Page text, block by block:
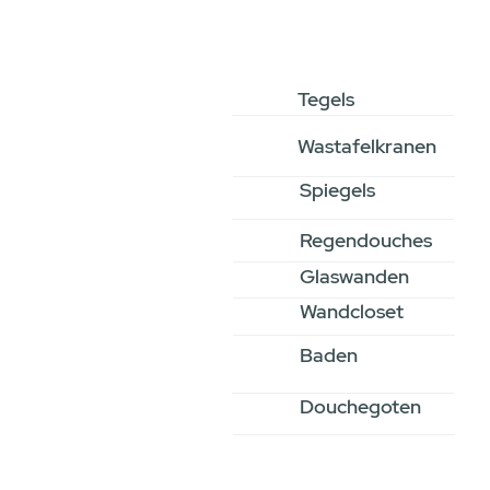
Tegels
Wastafelkranen
Spiegels
Regendouches
Glaswanden
Wandcloset
Baden
Douchegoten